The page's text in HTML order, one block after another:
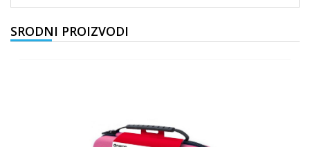
SRODNI PROIZVODI